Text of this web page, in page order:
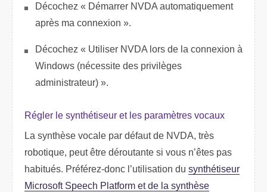
Décochez « Démarrer NVDA automatiquement
après ma connexion ».
Décochez « Utiliser NVDA lors de la connexion à
Windows (nécessite des privilèges
administrateur) ».
Régler le synthétiseur et les paramètres vocaux
La synthèse vocale par défaut de NVDA, très
robotique, peut être déroutante si vous n’êtes pas
habitués. Préférez-donc l’utilisation du synthétiseur
Microsoft Speech Platform et de la synthèse